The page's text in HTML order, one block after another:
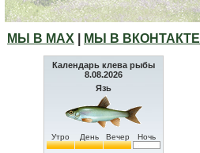
МЫ В МАХ МЫ В ВКОНТАКТЕ
Календарь клева рыбы
8.08.2026
Язь
Утро День Вечер Ночь